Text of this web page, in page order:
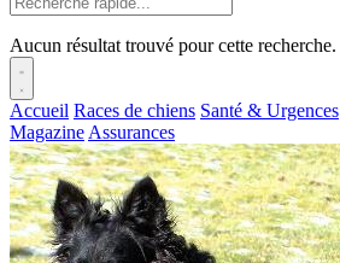
Aucun résultat trouvé pour cette recherche.
Accueil Races de chiens Santé & Urgences
Magazine Assurances